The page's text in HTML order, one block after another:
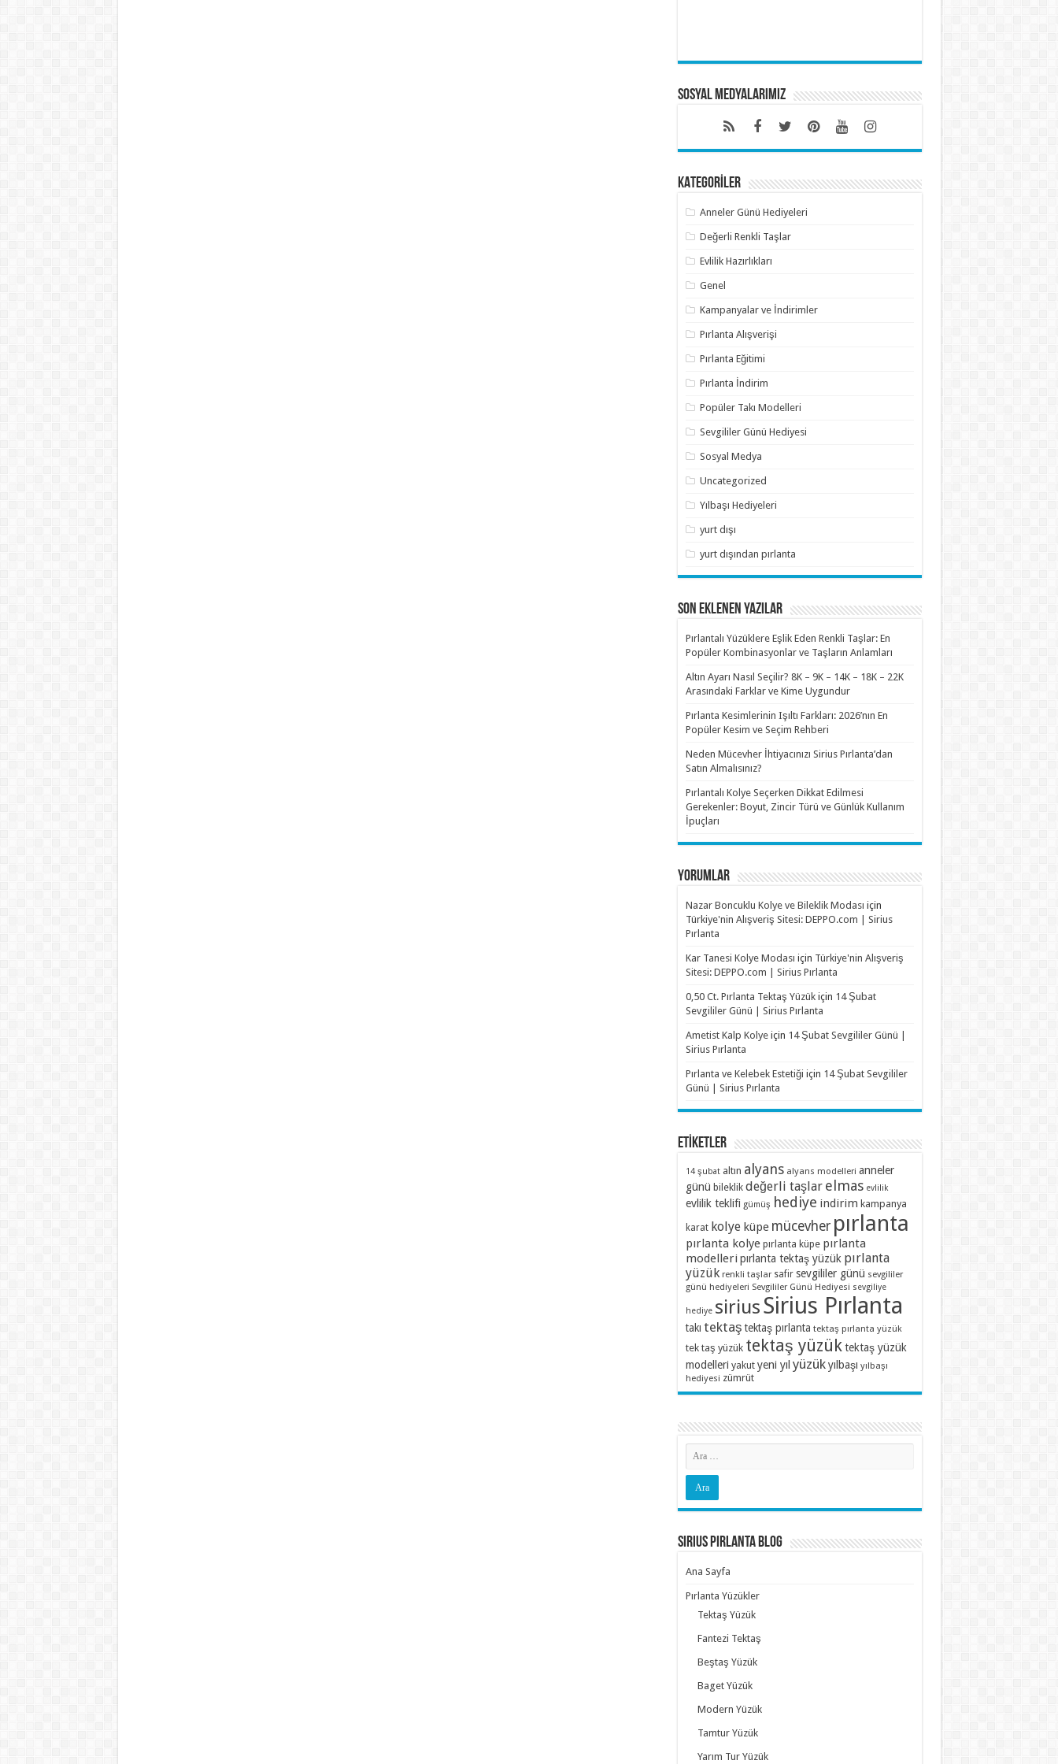
Sosyal Medyalarımız
KATEGORİLER
Anneler Günü Hediyeleri
Değerli Renkli Taşlar
Evlilik Hazırlıkları
Genel
Kampanyalar ve İndirimler
Pırlanta Alışverişi
Pırlanta Eğitimi
Pırlanta İndirim
Popüler Takı Modelleri
Sevgililer Günü Hediyesi
Sosyal Medya
Uncategorized
Yılbaşı Hediyeleri
yurt dışı
yurt dışından pırlanta
SON EKLENEN YAZILAR
Pırlantalı Yüzüklere Eşlik Eden Renkli Taşlar: En
Popüler Kombinasyonlar ve Taşların Anlamları
Altın Ayarı Nasıl Seçilir? 8K – 9K – 14K – 18K – 22K
Arasındaki Farklar ve Kime Uygundur
Pırlanta Kesimlerinin Işıltı Farkları: 2026’nın En
Popüler Kesim ve Seçim Rehberi
Neden Mücevher İhtiyacınızı Sirius Pırlanta’dan
Satın Almalısınız?
Pırlantalı Kolye Seçerken Dikkat Edilmesi
Gerekenler: Boyut, Zincir Türü ve Günlük Kullanım
İpuçları
YORUMLAR
Nazar Boncuklu Kolye ve Bileklik Modası için
Türkiye'nin Alışveriş Sitesi: DEPPO.com | Sirius
Pırlanta
Kar Tanesi Kolye Modası için Türkiye'nin Alışveriş
Sitesi: DEPPO.com | Sirius Pırlanta
0,50 Ct. Pırlanta Tektaş Yüzükiçin 14 Şubat
Sevgililer Günü | Sirius Pırlanta
Ametist Kalp Kolyeiçin 14 Şubat Sevgililer Günü |
Sirius Pırlanta
Pırlanta ve Kelebek Estetiği için 14 Şubat Sevgililer
Günü | Sirius Pırlanta
ETİKETLER
14 şubat altın alyans alyans modelleri anneler
günü bileklik değerli taşlar elmas evlilik
evlilik teklifi gümüş hediye indirim kampanya
karat kolye küpe mücevher pırlanta
pırlanta kolye pırlanta küpe pırlanta
modelleri pırlanta tektaş yüzük pırlanta
yüzük renkli taşlar safir sevgililer günü sevgililer
günü hediyeleri Sevgililer Günü Hediyesi sevgiliye
hediye siriusSirius Pırlanta
takı tektaş tektaş pırlanta tektaş pırlanta yüzük
tek taş yüzük tektaş yüzük tektaş yüzük
modelleri yakut yeni yıl yüzük yılbaşı yılbaşı
hediyesi zümrüt
Sirius Pırlanta Blog
Ana Sayfa
Pırlanta Yüzükler
Tektaş Yüzük
Fantezi Tektaş
Beştaş Yüzük
Baget Yüzük
Modern Yüzük
Tamtur Yüzük
Yarım Tur Yüzük